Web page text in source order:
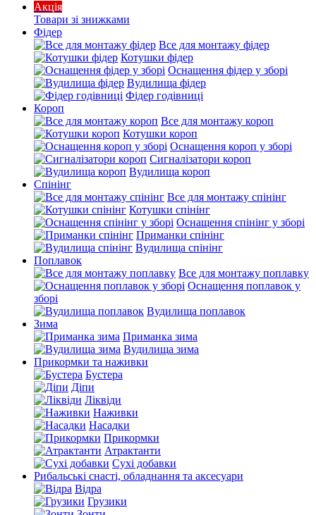
Акція
Товари зі знижками
Фідер
Все для монтажу фідер
Котушки фідер
Оснащення фідер у зборі
Вудилища фідер
Фідер годівниці
Короп
Все для монтажу короп
Котушки короп
Оснащення короп у зборі
Сигналізатори короп
Вудилища короп
Спінінг
Все для монтажу спінінг
Котушки спінінг
Оснащення спінінг у зборі
Приманки спінінг
Вудилища спінінг
Поплавок
Все для монтажу поплавку
Оснащення поплавок у
зборі
Вудилища поплавок
Зима
Приманка зима
Вудилища зима
Прикормки та наживки
Бустера
Діпи
Ліквіди
Наживки
Насадки
Прикормки
Атрактанти
Сухі добавки
Рибальські снасті, обладнання та аксесуари
Відра
Грузики